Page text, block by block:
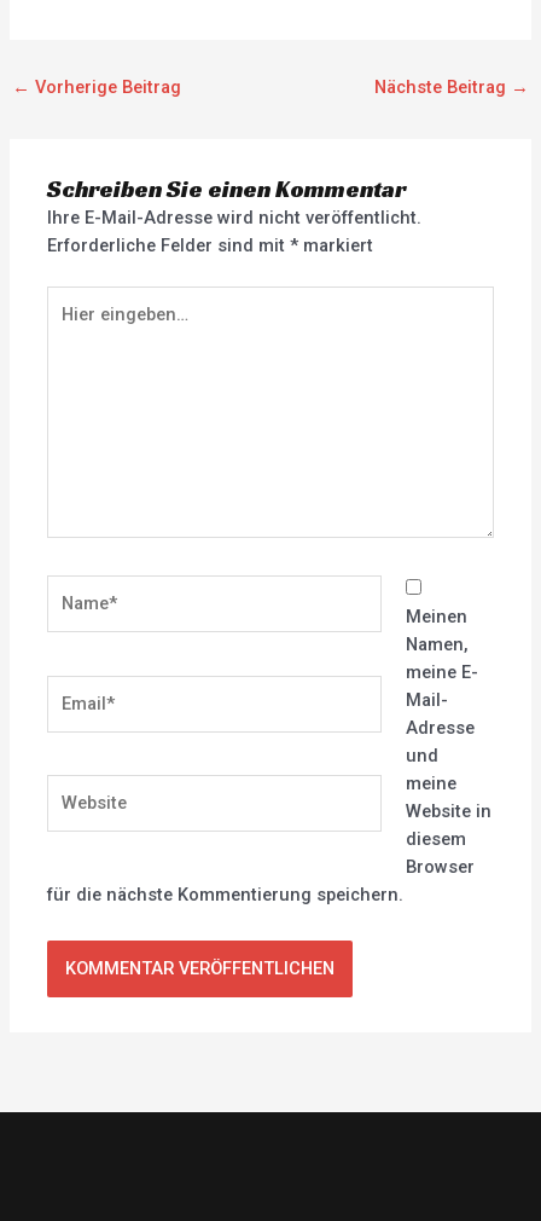
← Vorherige Beitrag Nächste Beitrag →
Schreiben Sie einen Kommentar
Ihre E-Mail-Adresse wird nicht veröffentlicht.
Erforderliche Felder sind mit* markiert
eingeben…
Meinen
Namen,
meine E-
Mail-
Adresse
und
meine
Website in
diesem
Browser
für die nächste Kommentierung speichern.